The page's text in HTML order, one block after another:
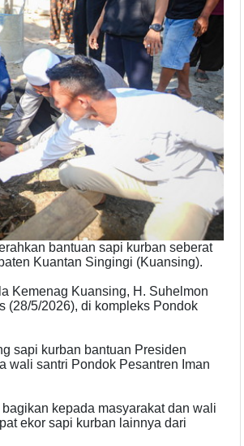
bantuan sapi kurban seberat
Kuantan Singingi (Kuansing).
Kemenag Kuansing, H. Suhelmon
(28/5/2026), di kompleks Pondok
sapi kurban bantuan Presiden
wali santri Pondok Pesantren Iman
kepada masyarakat dan wali
ekor sapi kurban lainnya dari